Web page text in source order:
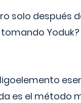
solo después
es el método